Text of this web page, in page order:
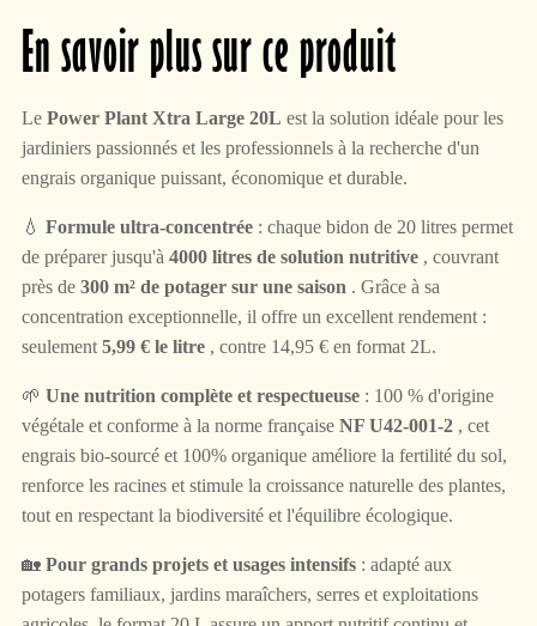
En savoir plus sur ce produit
Le Power Plant Xtra Large 20L est la solution idéale pour les
jardiniers passionnés et les professionnels à la recherche d'un
engrais organique puissant, économique et durable.
💧 Formule ultra-concentrée: chaque bidon de 20 litres permet
de préparer jusqu'à 4000 litres de solution nutritive, couvrant
près de 300 m² de potager sur une saison . Grâce à sa
concentration exceptionnelle, il offre un excellent rendement :
seulement 5,99 € le litre, contre 14,95 € en format 2L.
🌱 Une nutrition complète et respectueuse: 100 % d'origine
végétale et conforme à la norme française NF U42-001-2, cet
engrais bio-sourcé et 100% organique améliore la fertilité du sol,
renforce les racines et stimule la croissance naturelle des plantes,
tout en respectant la biodiversité et l'équilibre écologique.
🏡 Pour grands projets et usages intensifs: adapté aux
potagers familiaux, jardins maraîchers, serres et exploitations